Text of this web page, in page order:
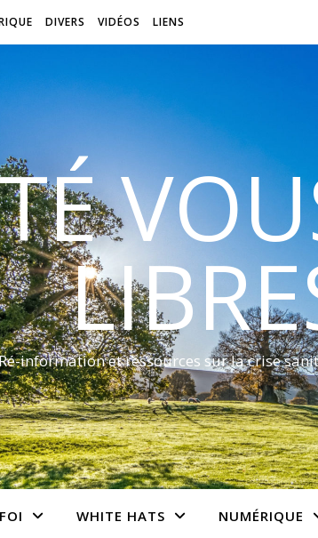
DIVERS VIDÉOS LIENS
information et ressources sur la crise
FOI WHITE HATS NUMÉRIQUE